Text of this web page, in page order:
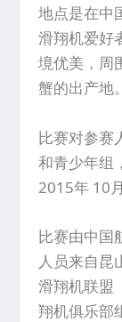
地点是在中
滑翔机爱好
境优美，周
蟹的出产地。
比赛对参赛
和青少年组
2015年 10
比赛由中国
人员来自昆
滑翔机联盟
翔机俱乐部